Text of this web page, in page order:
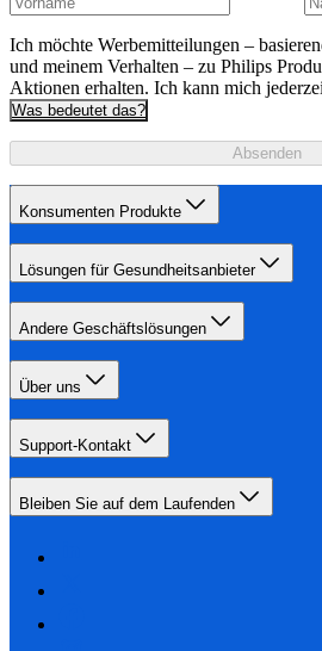
Ich möchte Werbemitteilungen –
und meinem Verhalten – zu Philips
Aktionen erhalten. Ich kann mich
Was bedeutet das?
Absenden
Konsumenten Produkte
Lösungen für Gesundheitsanbieter
Andere Geschäftslösungen
Über uns
Support-Kontakt
Bleiben Sie auf dem Laufenden